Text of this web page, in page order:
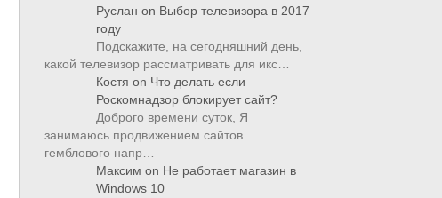
Руслан on Выбор телевизора в 2017
году
Подскажите, на сегодняшний день,
какой телевизор рассматривать для икс…
Костя on Что делать если
Роскомнадзор блокирует сайт?
Доброго времени суток, Я
занимаюсь продвижением сайтов
гемблового напр…
Максим on Не работает магазин в
Windows 10